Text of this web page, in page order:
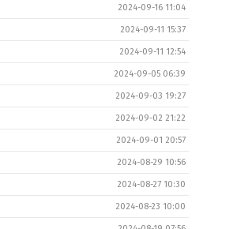
2024-09-16 11:04
2024-09-11 15:37
2024-09-11 12:54
2024-09-05 06:39
2024-09-03 19:27
2024-09-02 21:22
2024-09-01 20:57
2024-08-29 10:56
2024-08-27 10:30
2024-08-23 10:00